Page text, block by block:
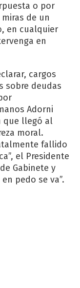
o por
de un
en cualquier
en
cargos
sobre deudas
Adorni
que llegó al
moral.
fallido
el Presidente
Gabinete y
pedo se va”.